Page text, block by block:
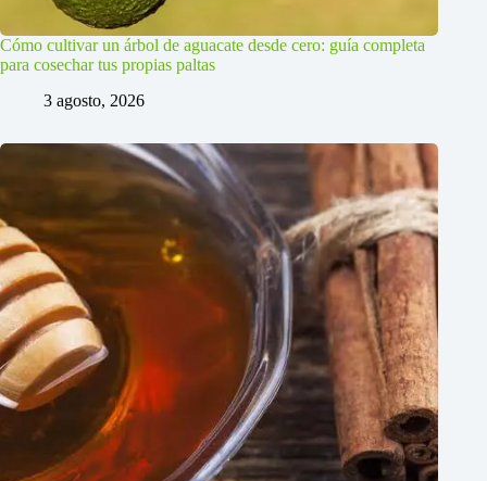
Cómo cultivar un árbol de aguacate desde cero: guía completa
para cosechar tus propias paltas
3 agosto, 2026